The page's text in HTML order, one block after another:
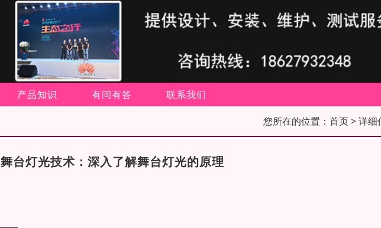
产品知识 有问有答 联系我们
您所在的位置： 首页> 详细
舞台灯光技术：深入了解舞台灯光的原理